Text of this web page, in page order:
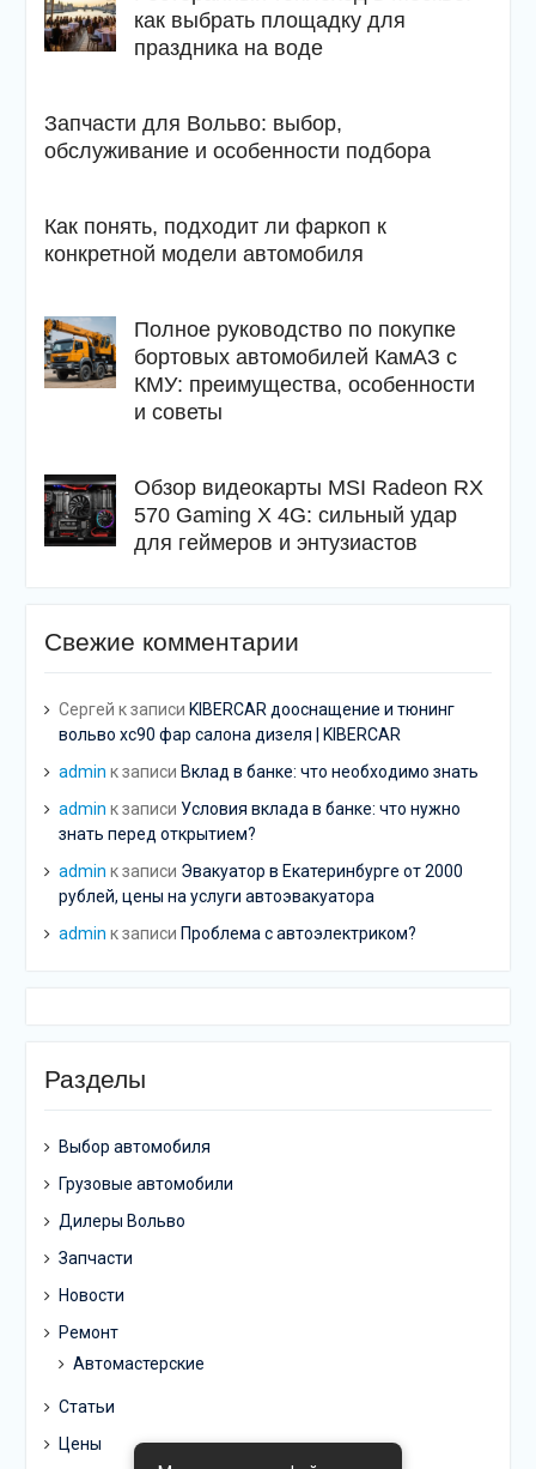
как выбрать площадку для
праздника на воде
Запчасти для Вольво: выбор,
обслуживание и особенности подбора
Как понять, подходит ли фаркоп к
конкретной модели автомобиля
Полное руководство по покупке
бортовых автомобилей КамАЗ с
КМУ: преимущества, особенности
и советы
Обзор видеокарты MSI Radeon RX
570 Gaming X 4G: сильный удар
для геймеров и энтузиастов
Свежие комментарии
Сергей к записи KIBERCAR дооснащение и тюнинг
вольво хс90 фар салона дизеля | KIBERCAR
admin к записи Вклад в банке: что необходимо знать
admin к записи Условия вклада в банке: что нужно
знать перед открытием?
admin к записи Эвакуатор в Екатеринбурге от 2000
рублей, цены на услуги автоэвакуатора
admin к записи Проблема с автоэлектриком?
Разделы
Выбор автомобиля
Грузовые автомобили
Дилеры Вольво
Запчасти
Новости
Ремонт
Автомастерские
Статьи
Цены